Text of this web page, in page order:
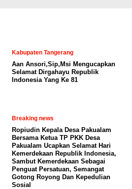
Kabupaten Tangerang
Aan Ansori,Sip,Msi Mengucapkan
Selamat Dirgahayu Republik
Indonesia Yang Ke 81
Breaking news
Ropiudin Kepala Desa Pakualam
Bersama Ketua TP PKK Desa
Pakualam Ucapkan Selamat Hari
Kemerdekaan Republik Indonesia,
Sambut Kemerdekaan Sebagai
Penguat Persatuan, Semangat
Gotong Royong Dan Kepedulian
Sosial